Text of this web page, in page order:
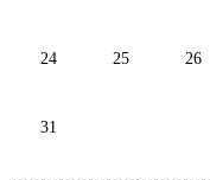
24 25 26
31